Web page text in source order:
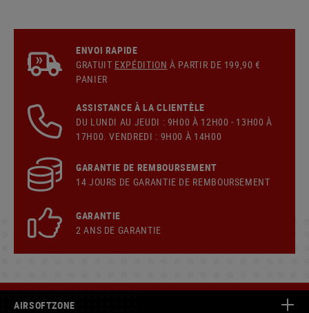
ENVOI RAPIDE
GRATUIT EXPÉDITION À PARTIR DE 199,90 €
PANIER
ASSISTANCE À LA CLIENTÈLE
DU LUNDI AU JEUDI : 9H00 À 12H00 - 13H00 À
17H00. VENDREDI : 9H00 À 14H00
GARANTIE DE REMBOURSEMENT
14 JOURS DE GARANTIE DE REMBOURSEMENT
GARANTIE
2 ANS DE GARANTIE
AIRSOFTZONE